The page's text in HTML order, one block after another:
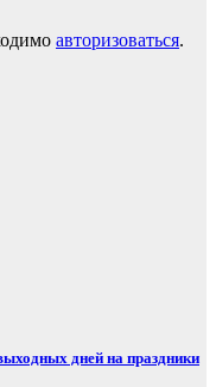
авторизоваться.
дней на праздники